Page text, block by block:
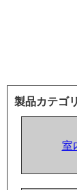
製品カテゴリ
室